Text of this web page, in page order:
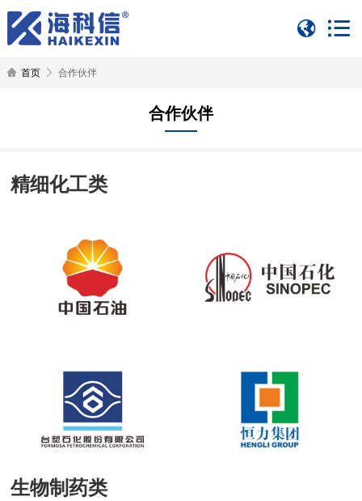
首页 合作伙伴
合作伙伴
精细化工类
生物制药类